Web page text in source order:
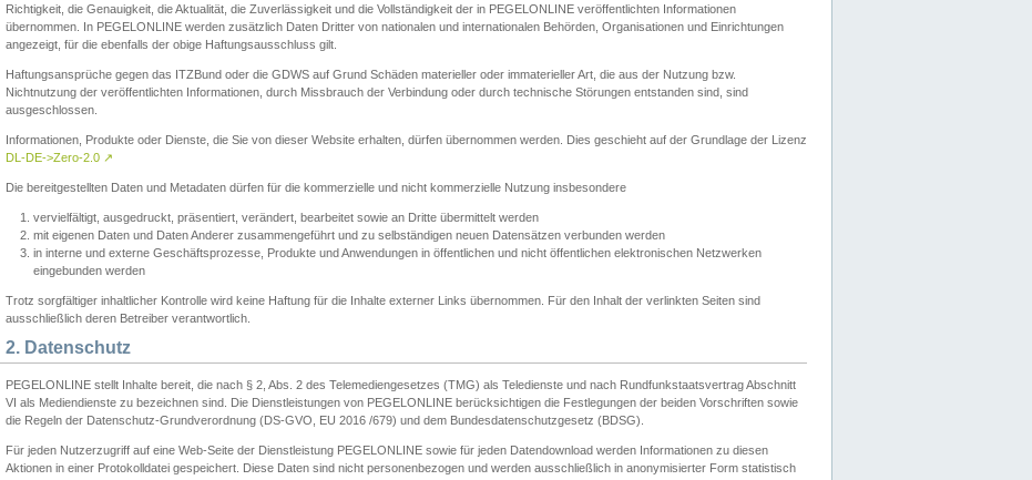
Richtigkeit, die Genauigkeit, die Aktualität, die Zuverlässigkeit und die Vollständigkeit der in PEGELONLINE veröffentlichten Informationen
übernommen. In PEGELONLINE werden zusätzlich Daten Dritter von nationalen und internationalen Behörden, Organisationen und Einrichtungen
angezeigt, für die ebenfalls der obige Haftungsausschluss gilt.
Haftungsansprüche gegen das ITZBund oder die GDWS auf Grund Schäden materieller oder immaterieller Art, die aus der Nutzung bzw.
Nichtnutzung der veröffentlichten Informationen, durch Missbrauch der Verbindung oder durch technische Störungen entstanden sind, sind
ausgeschlossen.
Informationen, Produkte oder Dienste, die Sie von dieser Website erhalten, dürfen übernommen werden. Dies geschieht auf der Grundlage der Lizenz
DL-DE->Zero-2.0 ↗
Die bereitgestellten Daten und Metadaten dürfen für die kommerzielle und nicht kommerzielle Nutzung insbesondere
vervielfältigt, ausgedruckt, präsentiert, verändert, bearbeitet sowie an Dritte übermittelt werden
mit eigenen Daten und Daten Anderer zusammengeführt und zu selbständigen neuen Datensätzen verbunden werden
in interne und externe Geschäftsprozesse, Produkte und Anwendungen in öffentlichen und nicht öffentlichen elektronischen Netzwerken
eingebunden werden
Trotz sorgfältiger inhaltlicher Kontrolle wird keine Haftung für die Inhalte externer Links übernommen. Für den Inhalt der verlinkten Seiten sind
ausschließlich deren Betreiber verantwortlich.
2. Datenschutz
PEGELONLINE stellt Inhalte bereit, die nach § 2, Abs. 2 des Telemediengesetzes (TMG) als Teledienste und nach Rundfunkstaatsvertrag Abschnitt
VI als Mediendienste zu bezeichnen sind. Die Dienstleistungen von PEGELONLINE berücksichtigen die Festlegungen der beiden Vorschriften sowie
die Regeln der Datenschutz-Grundverordnung (DS-GVO, EU 2016 /679) und dem Bundesdatenschutzgesetz (BDSG).
Für jeden Nutzerzugriff auf eine Web-Seite der Dienstleistung PEGELONLINE sowie für jeden Datendownload werden Informationen zu diesen
Aktionen in einer Protokolldatei gespeichert. Diese Daten sind nicht personenbezogen und werden ausschließlich in anonymisierter Form statistisch